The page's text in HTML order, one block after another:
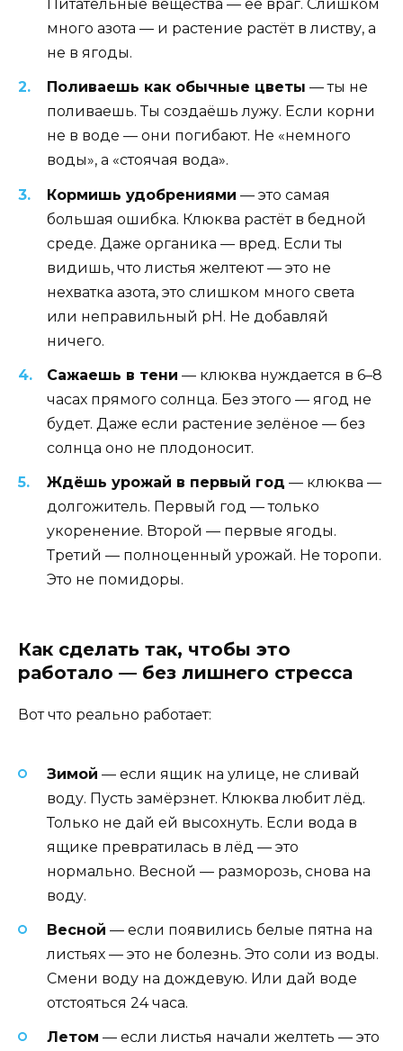
Питательные вещества — её враг. Слишком
много азота — и растение растёт в листву, а
не в ягоды.
Поливаешь как обычные цветы — ты не
поливаешь. Ты создаёшь лужу. Если корни
не в воде — они погибают. Не «немного
воды», а «стоячая вода».
Кормишь удобрениями — это самая
большая ошибка. Клюква растёт в бедной
среде. Даже органика — вред. Если ты
видишь, что листья желтеют — это не
нехватка азота, это слишком много света
или неправильный pH. Не добавляй
ничего.
Сажаешь в тени — клюква нуждается в 6–8
часах прямого солнца. Без этого — ягод не
будет. Даже если растение зелёное — без
солнца оно не плодоносит.
Ждёшь урожай в первый год — клюква —
долгожитель. Первый год — только
укоренение. Второй — первые ягоды.
Третий — полноценный урожай. Не торопи.
Это не помидоры.
Как сделать так, чтобы это
работало — без лишнего стресса
Вот что реально работает:
Зимой — если ящик на улице, не сливай
воду. Пусть замёрзнет. Клюква любит лёд.
Только не дай ей высохнуть. Если вода в
ящике превратилась в лёд — это
нормально. Весной — разморозь, снова на
воду.
Весной — если появились белые пятна на
листьях — это не болезнь. Это соли из воды.
Смени воду на дождевую. Или дай воде
отстояться 24 часа.
Летом — если листья начали желтеть — это